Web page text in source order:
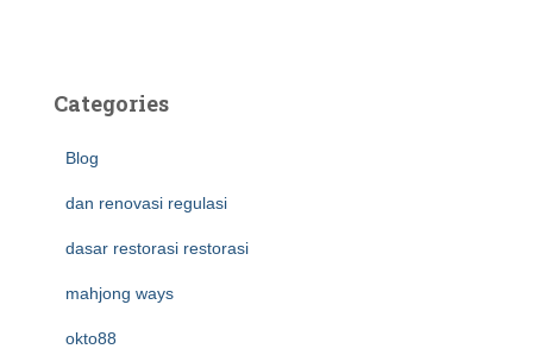
Categories
Blog
dan renovasi regulasi
dasar restorasi restorasi
mahjong ways
okto88